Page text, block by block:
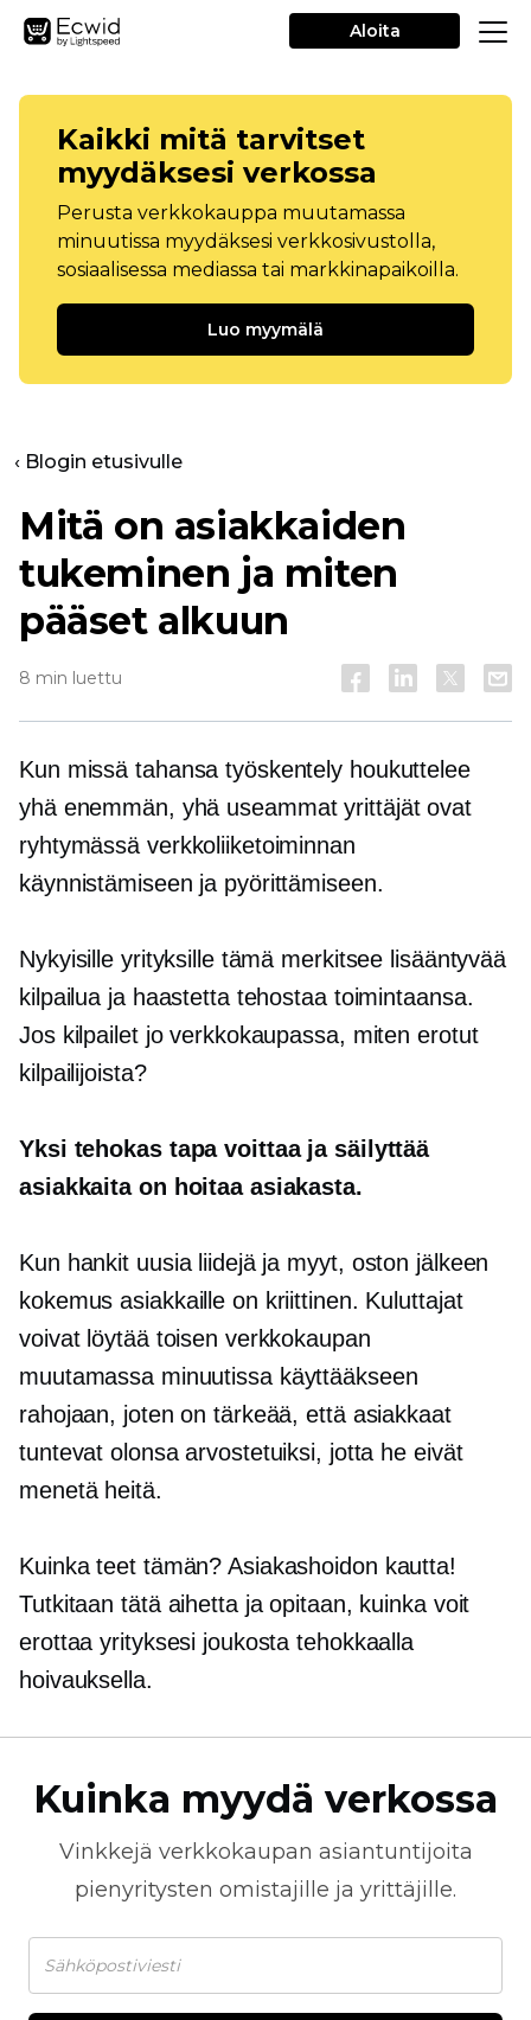
Aloita
Kaikki mitä tarvitset
myydäksesi verkossa
Perusta verkkokauppa muutamassa
minuutissa myydäksesi verkkosivustolla,
sosiaalisessa mediassa tai markkinapaikoilla.
Luo myymälä
‹ Blogin etusivulle
Mitä on asiakkaiden
tukeminen ja miten
pääset alkuun
8 min luettu
Kun missä tahansa työskentely houkuttelee
yhä enemmän, yhä useammat yrittäjät ovat
ryhtymässä verkkoliiketoiminnan
käynnistämiseen ja pyörittämiseen.
Nykyisille yrityksille tämä merkitsee lisääntyvää
kilpailua ja haastetta tehostaa toimintaansa.
Jos kilpailet jo verkkokaupassa, miten erotut
kilpailijoista?
Yksi tehokas tapa voittaa ja säilyttää
asiakkaita on hoitaa asiakasta.
Kun hankit uusia liidejä ja myyt, oston jälkeen
kokemus asiakkaille on kriittinen. Kuluttajat
voivat löytää toisen verkkokaupan
muutamassa minuutissa käyttääkseen
rahojaan, joten on tärkeää, että asiakkaat
tuntevat olonsa arvostetuiksi, jotta he eivät
menetä heitä.
Kuinka teet tämän? Asiakashoidon kautta!
Tutkitaan tätä aihetta ja opitaan, kuinka voit
erottaa yrityksesi joukosta tehokkaalla
hoivauksella.
Kuinka myydä verkossa
Vinkkejä verkkokaupan asiantuntijoita
pienyritysten omistajille ja yrittäjille.